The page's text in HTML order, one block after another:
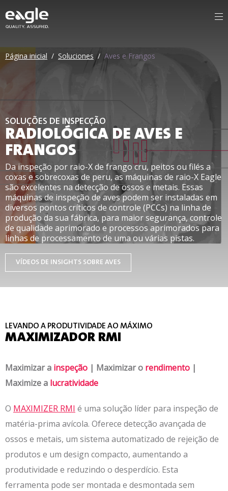
Página inicial / Soluciones / Aves e Frangos
SOLUÇÕES DE INSPECÇÃO
RADIOLÓGICA DE AVES E
FRANGOS
Da inspeção por raio-X de frango cru, peitos ou filés a
coxas e sobrecoxas de peru, as máquinas de raio-X Eagle
são excelentes na detecção de ossos e metais. Essas
máquinas de inspeção de aves podem ser instaladas em
diversos pontos críticos de controle (PCCs) na linha de
produção da sua fábrica, para maior segurança, controle
de qualidade aprimorado e processos aprimorados para
linhas de processamento de uma ou várias pistas.
VÍDEOS DE INSIGHTS SOBRE AVES
LEVANDO A PRODUTIVIDADE AO MÁXIMO
MAXIMIZADOR RMI
Maximizar a inspeção | Maximizar o rendimento |
Maximize a lucratividade
O MAXIMIZER RMI é uma solução líder para inspeção de
matéria-prima avícola. Oferece detecção avançada de
ossos e metais, um sistema automatizado de rejeição de
produtos e um design compacto, aumentando a
produtividade e reduzindo o desperdício. Esta
ferramenta pode ser montada e desmontada sem